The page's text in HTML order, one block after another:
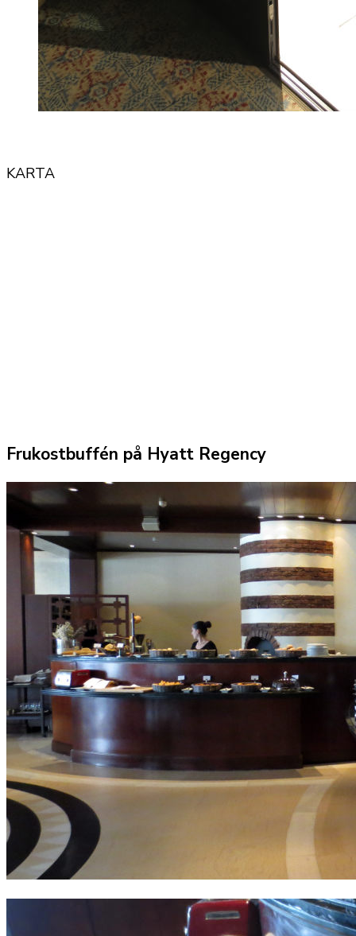
KARTA
Frukostbuffén på Hyatt Regency